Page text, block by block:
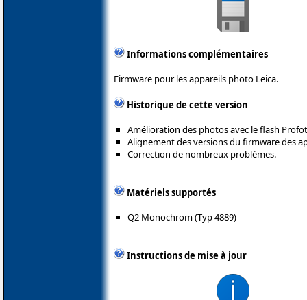
Informations complémentaires
Firmware pour les appareils photo Leica.
Historique de cette version
Amélioration des photos avec le flash
Alignement des versions du firmware des
Correction de nombreux problèmes.
Matériels supportés
Q2 Monochrom (Typ 4889)
Instructions de mise à jour